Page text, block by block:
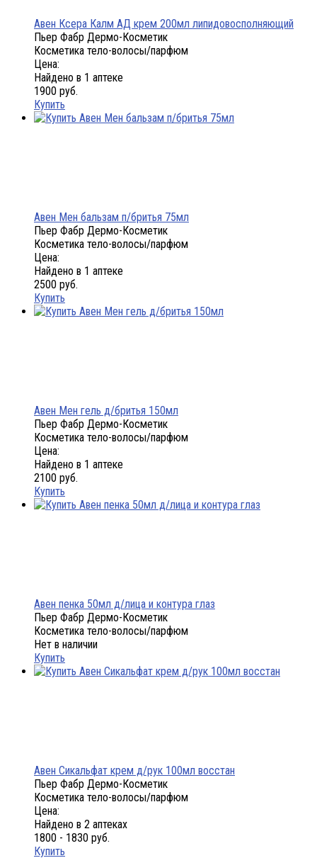
Авен Ксера Калм АД крем 200мл липидовосполняющий
Пьер Фабр Дермо-Косметик
Косметика тело-волосы/парфюм
Цена:
Найдено в 1 аптеке
1900 руб.
Купить
Авен Мен бальзам п/бритья 75мл
Пьер Фабр Дермо-Косметик
Косметика тело-волосы/парфюм
Цена:
Найдено в 1 аптеке
2500 руб.
Купить
Авен Мен гель д/бритья 150мл
Пьер Фабр Дермо-Косметик
Косметика тело-волосы/парфюм
Цена:
Найдено в 1 аптеке
2100 руб.
Купить
Авен пенка 50мл д/лица и контура глаз
Пьер Фабр Дермо-Косметик
Косметика тело-волосы/парфюм
Нет в наличии
Купить
Авен Сикальфат крем д/рук 100мл восстан
Пьер Фабр Дермо-Косметик
Косметика тело-волосы/парфюм
Цена:
Найдено в 2 аптеках
1800 - 1830 руб.
Купить